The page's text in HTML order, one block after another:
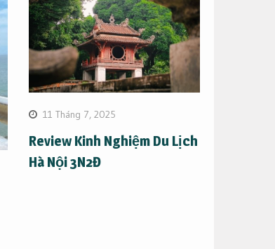
11 Tháng 7, 2025
Review Kinh Nghiệm Du Lịch
Hà Nội 3N2Đ